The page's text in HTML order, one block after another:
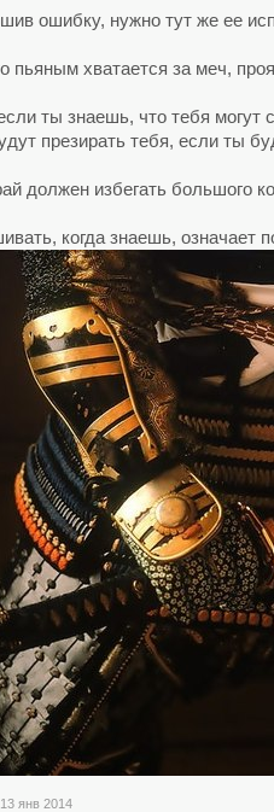
ошибку, нужно тут же ее
пьяным хватается за меч,
ты знаешь, что тебя могут
презирать тебя, если ты
должен избегать большого
когда знаешь, означает
13 янв 2014